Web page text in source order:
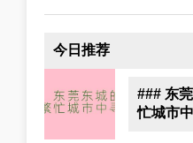
今日推荐
### 东
忙城市